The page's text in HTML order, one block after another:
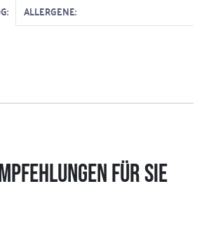
ALLERGENE:
FÜR SIE